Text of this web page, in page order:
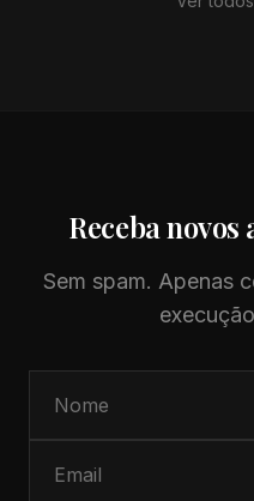
Receba
Sem spam. Apenas